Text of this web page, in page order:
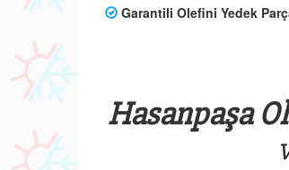
Garantili Olefini Yedek
Hasanpaşa